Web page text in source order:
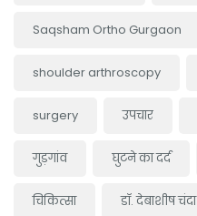
Saqsham Ortho Gurgaon
shoulder arthroscopy
surgery उपचार
गुड़गांव घुटने का दर्द
चिकित्सा डॉ. देबाशीष चंदा